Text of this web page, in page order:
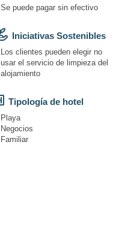
Se puede pagar sin efectivo
Iniciativas Sostenibles
Los clientes pueden elegir no
usar el servicio de limpieza del
alojamiento
Tipología de hotel
Playa
Negocios
Familiar